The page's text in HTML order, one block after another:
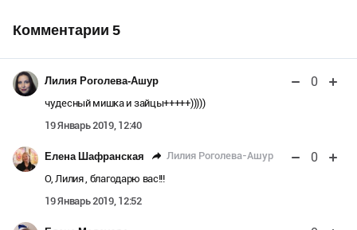
Комментарии 5
Лилия Роголева-Ашур 0
чудесный мишка и зайцы+++++)))))
19 Январь 2019, 12:40
Елена Шафранская Лилия Роголева-Ашур 0
О, Лилия , благодарю вас!!!
19 Январь 2019, 12:52